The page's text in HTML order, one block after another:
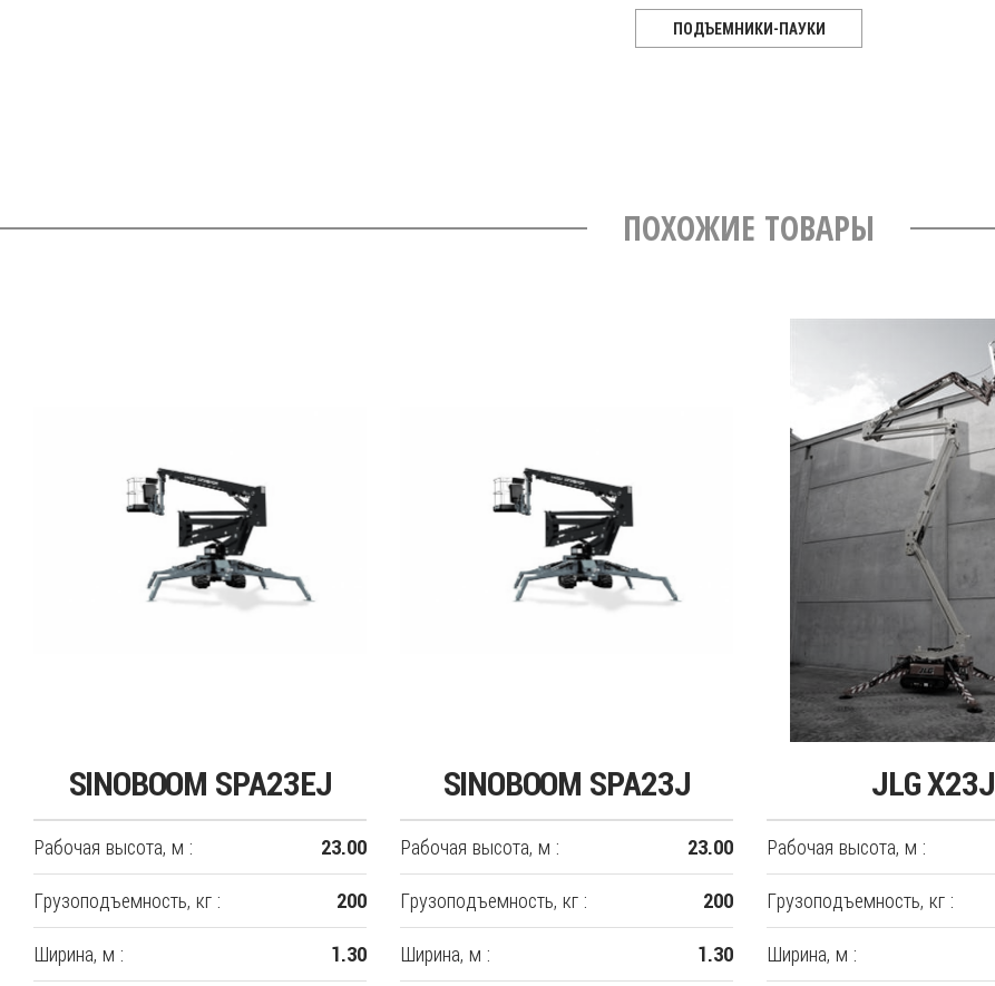
ПОДЪЕМНИКИ-ПАУКИ
ПОХОЖИЕ ТОВАРЫ
SINOBOOM SPA23EJ
Рабочая высота, м : 23.00
Грузоподъемность, кг : 200
Ширина, м : 1.30
SINOBOOM SPA23J
Рабочая высота, м : 23.00
Грузоподъемность, кг : 200
Ширина, м : 1.30
JLG X23J
Рабочая высота, м :
Грузоподъемность, кг :
Ширина, м :